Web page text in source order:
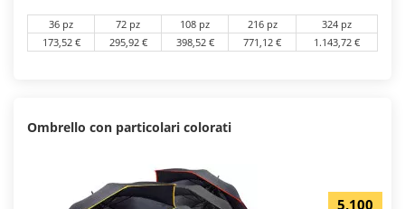
36 pz 72 pz 108 pz 216 pz
324 pz
173,52 €
295,92 € 398,52 € 771,12 € 1.143,72 €
Ombrello con particolari colorati
5,100